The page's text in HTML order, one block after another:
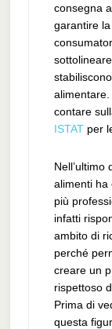
consegna
garantire
contare
ISTATper
alimenti ha
più
infatti
ambito di
perché
creare un
rispettoso
Prima di
questa